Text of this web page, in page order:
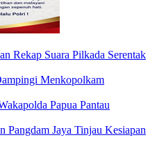
Rekap Suara Pilkada Serentak
Menkopolkam
Papua Pantau
Pangdam Jaya Tinjau Kesiapan